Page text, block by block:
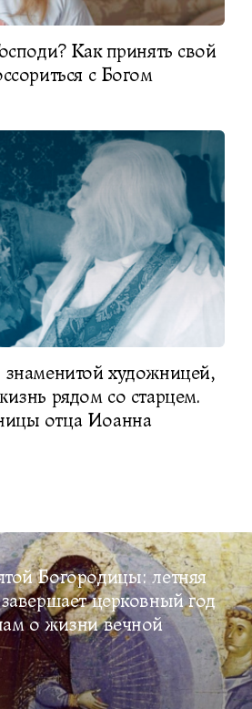
Как принять свой
с Богом
художницей,
рядом со старцем.
отца Иоанна
Богородицы: летняя
церковный год
о жизни вечной